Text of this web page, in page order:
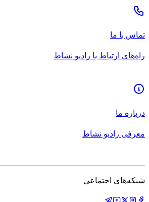
تماس با ما
راه‌های ارتباط با رادیو نشاط
درباره ما
معرفی رادیو نشاط
شبکه‌های اجتماعی